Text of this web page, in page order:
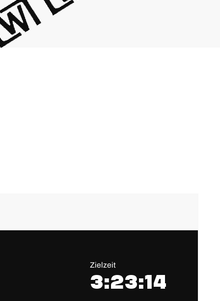
Zielzeit
3:23:14